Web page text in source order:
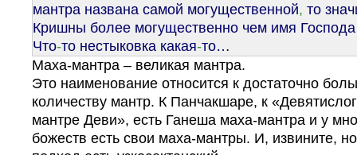
мантра названа самой могущественной, то
Кришны более могущественно чем имя
Что-то нестыковка какая-то…
Маха-мантра – великая мантра.
Это наименование относится к достаточно
количеству мантр. К Панчакшаре, к
мантре Деви», есть Ганеша маха-мантра и у
божеств есть свои маха-мантры. И, извините,